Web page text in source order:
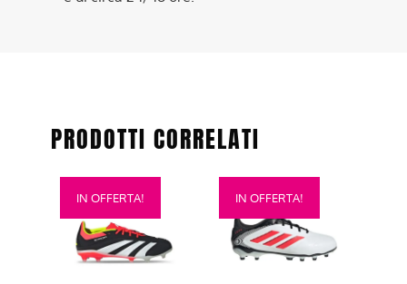
PRODOTTI CORRELATI
IN OFFERTA!
Questo
prodotto
IN OFFERTA!
Questo
prodotto